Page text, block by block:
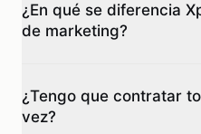
¿En qué se diferencia
de marketing?
equipo de tecnología
automatización e IA bajo un
¿Tengo que contratar
vez?